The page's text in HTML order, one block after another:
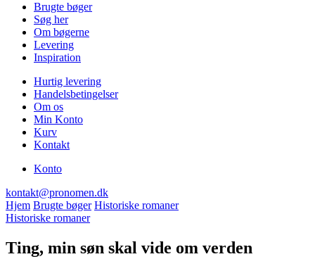
Brugte bøger
Søg her
Om bøgerne
Levering
Inspiration
Hurtig levering
Handelsbetingelser
Om os
Min Konto
Kurv
Kontakt
Konto
kontakt@pronomen.dk
Hjem Brugte bøger Historiske romaner
Historiske romaner
Ting, min søn skal vide om verden